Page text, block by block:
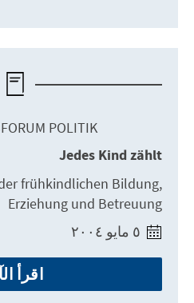
POLITIK
Jedes Kind zählt
frühkindlichen Bildung,
Erziehung und Betreuung
اقرأ